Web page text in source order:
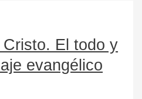
El todo y
evangélico